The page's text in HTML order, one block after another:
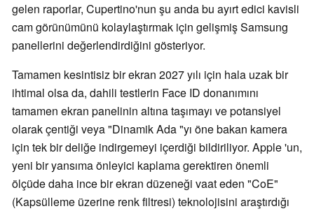
gelen raporlar, Cupertino'nun şu anda bu ayırt edici kavisli
cam görünümünü kolaylaştırmak için gelişmiş Samsung
panellerini değerlendirdiğini gösteriyor.
Tamamen kesintisiz bir ekran 2027 yılı için hala uzak bir
ihtimal olsa da, dahili testlerin Face ID donanımını
tamamen ekran panelinin altına taşımayı ve potansiyel
olarak çentiği veya "Dinamik Ada "yı öne bakan kamera
için tek bir deliğe indirgemeyi içerdiği bildiriliyor. Apple 'un,
yeni bir yansıma önleyici kaplama gerektiren önemli
ölçüde daha ince bir ekran düzeneği vaat eden "CoE"
(Kapsülleme üzerine renk filtresi) teknolojisini araştırdığı